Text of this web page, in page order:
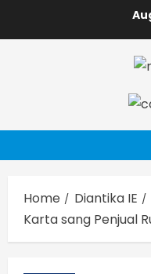
Home
Diantika IE
Karta sang Penjual